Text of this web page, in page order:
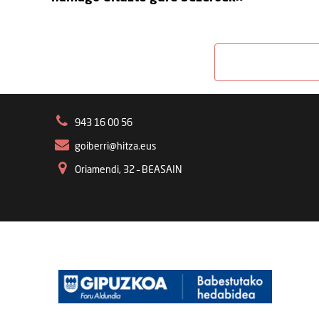
943 16 00 56
goiberri@hitza.eus
Oriamendi, 32 – BEASAIN